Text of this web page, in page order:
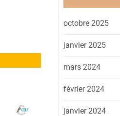
octobre 2025
janvier 2025
mars 2024
février 2024
janvier 2024